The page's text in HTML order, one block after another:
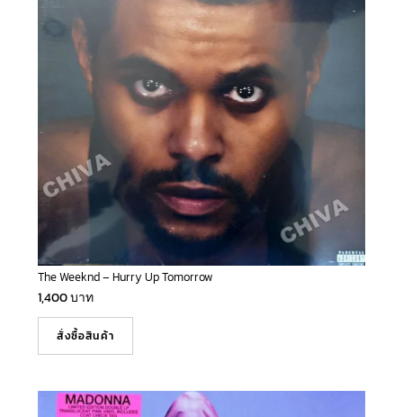
The Weeknd – Hurry Up Tomorrow
1,400บาท
สั่งซื้อสินค้า